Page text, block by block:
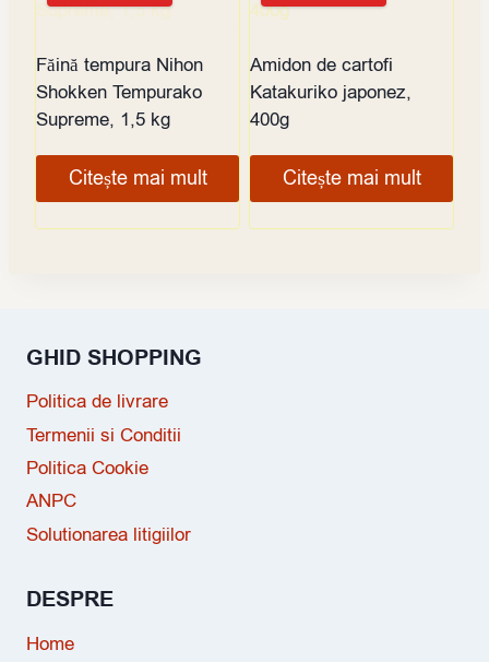
Făină tempura Nihon
Shokken Tempurako
Supreme, 1,5 kg
Citește mai mult
Amidon de cartofi
Katakuriko japonez,
400g
Citește mai mult
GHID SHOPPING
Politica de livrare
Termenii si Conditii
Politica Cookie
ANPC
Solutionarea litigiilor
DESPRE
Home